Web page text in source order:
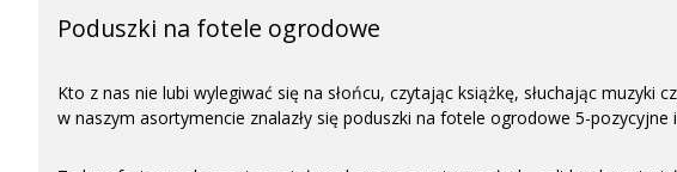
Poduszki na fotele ogrodowe
Kto z nas nie lubi wylegiwać się na słońcu, czytając książkę, słuchając
w naszym asortymencie znalazły się poduszki na fotele ogrodowe 5-pozycyjne